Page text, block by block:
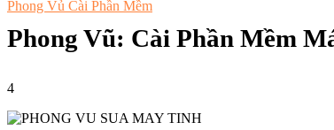
Phong Vủ Cài Phần Mềm
Phong Vũ: Cài Phần Mềm
4